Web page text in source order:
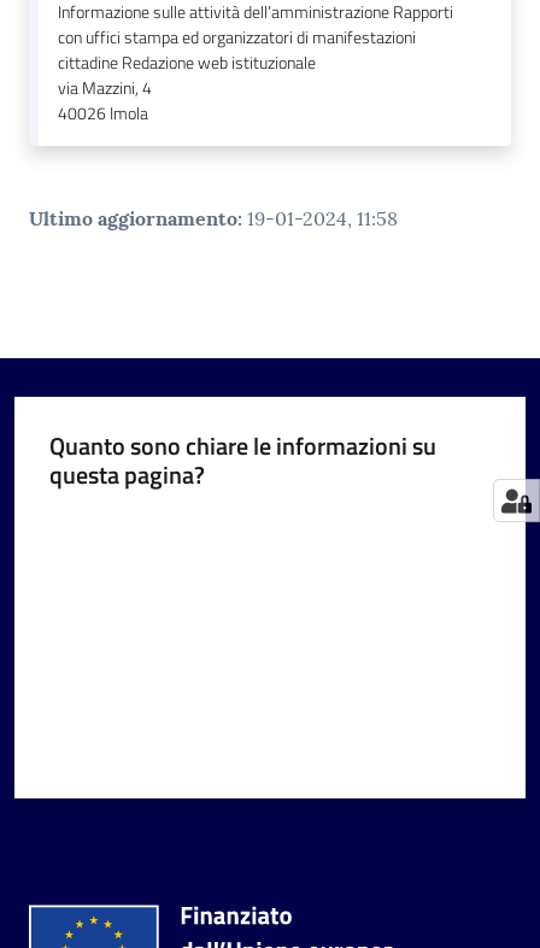
Informazione sulle attività dell’amministrazione Rapporti
con uffici stampa ed organizzatori di manifestazioni
cittadine Redazione web istituzionale
via Mazzini, 4
40026Imola
Ultimo aggiornamento: 19-01-2024, 11:58
Quanto sono chiare le informazioni su
questa pagina?